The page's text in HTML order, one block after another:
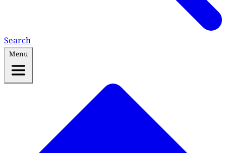
Search
Menu